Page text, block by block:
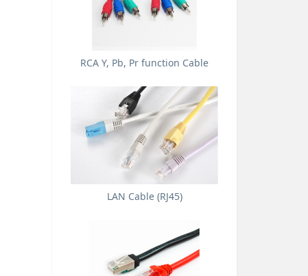
RCA Y, Pb, Pr function Cable
LAN Cable (RJ45)